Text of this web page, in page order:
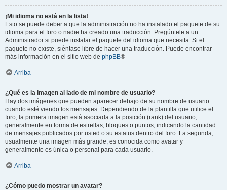
¡Mi idioma no está en la lista!
Esto se puede deber a que la administración no ha instalado el paquete de su
idioma para el foro o nadie ha creado una traducción. Pregúntele a un
Administrador si puede instalar el paquete del idioma que necesita. Si el
paquete no existe, siéntase libre de hacer una traducción. Puede encontrar
más información en el sitio web de phpBB®
Arriba
¿Qué es la imagen al lado de mi nombre de usuario?
Hay dos imágenes que pueden aparecer debajo de su nombre de usuario
cuando esté viendo los mensajes. Dependiendo de la plantilla que utilice el
foro, la primera imagen está asociada a la posición (rank) del usuario,
generalmente en forma de estrellas, bloques o puntos, indicando la cantidad
de mensajes publicados por usted o su estatus dentro del foro. La segunda,
usualmente una imagen más grande, es conocida como avatar y
generalmente es única o personal para cada usuario.
Arriba
¿Cómo puedo mostrar un avatar?